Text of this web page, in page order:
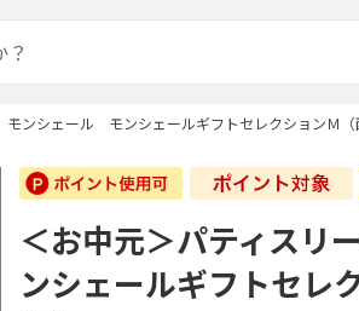
ンシェール モンシェールギフトセレクションＭ（
＜お中元＞パティス
ンシェールギフトセレ